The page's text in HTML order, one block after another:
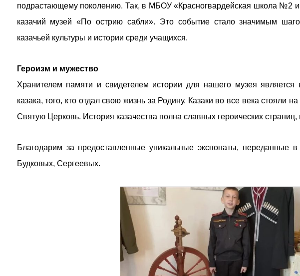
подрастающему поколению. Так, в МБОУ «Красногвардейская школа №2
казачий музей «По острию сабли». Это событие стало значимым
казачьей культуры и истории среди учащихся.
Героизм и мужество
Хранителем памяти и свидетелем истории для нашего музея
казака, того, кто отдал свою жизнь за Родину. Казаки во все века стояли
Святую Церковь. История казачества полна славных героических
Благодарим за предоставленные уникальные экспонаты, переданные
Будковых, Сергеевых.